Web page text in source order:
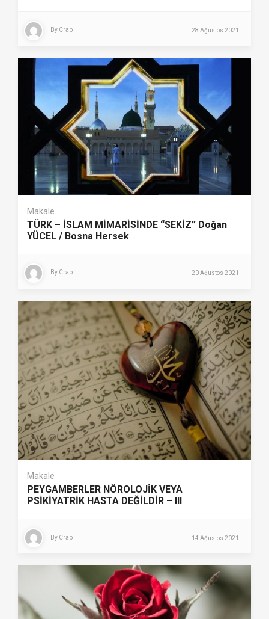
By Crab 28 Ağustos 2021
Makale
TÜRK – İSLAM MİMARİSİNDE “SEKİZ” Doğan
YÜCEL / Bosna Hersek
By Crab 20 Ağustos 2021
Makale
PEYGAMBERLER NÖROLOJİK VEYA
PSİKİYATRİK HASTA DEĞİLDİR – III
By Crab 14 Ağustos 2021